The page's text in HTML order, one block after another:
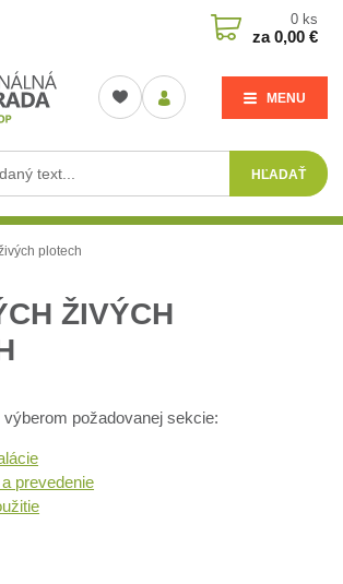
MENU
HĽADAŤ
0 ks
za0,00 €
plotech
ŽIVÝCH
požadovanej sekcie:
prevedenie